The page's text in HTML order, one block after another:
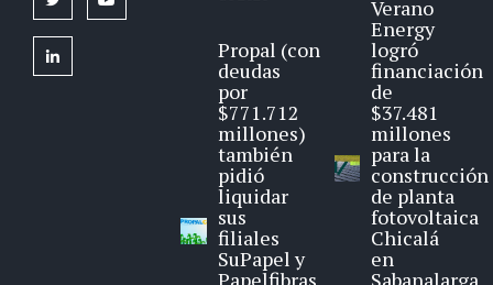
linkedin Propal (con
deudas
por
$771.712
millones)
también
pidió
liquidar
sus
filiales
SuPapel y
Papelfibras
Verano
Energy
logró
financiación
de
$37.481
millones
para la
construcción
de planta
fotovoltaica
Chicalá
en
Sabanalarga